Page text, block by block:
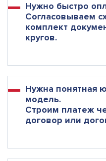
Нужно быстро
Согласовываем
комплект
кругов.
Нужна понятная
модель.
Строим платеж
договор или